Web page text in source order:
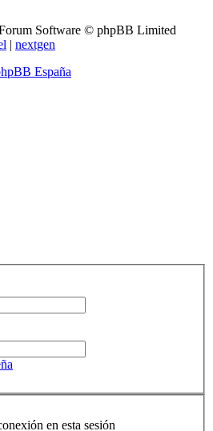
Software © phpBB Limited
| nextgen
España
en esta sesión